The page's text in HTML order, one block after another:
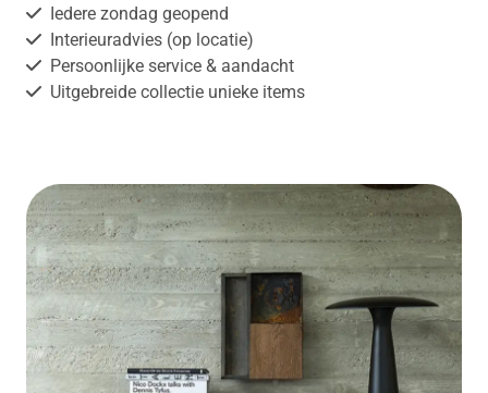
Iedere zondag geopend
Interieuradvies (op locatie)
Persoonlijke service & aandacht
Uitgebreide collectie unieke items